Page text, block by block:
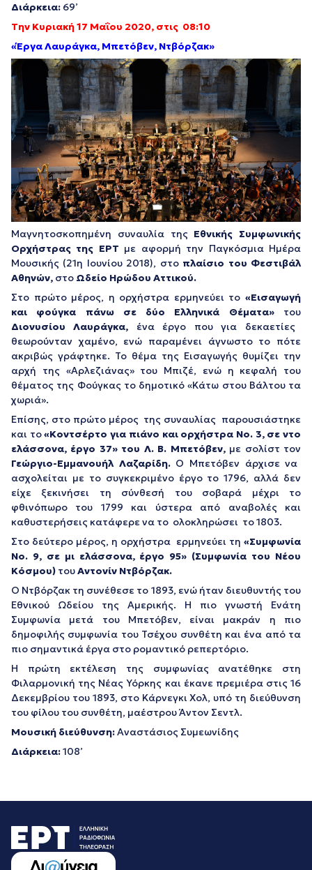
Διάρκεια: 69’
Την Κυριακή 17 Μαΐου 2020, στις 08:10
«Έργα Λαυράγκα, Μπετόβεν, Ντβόρζακ»
Μαγνητοσκοπημένη συναυλία της Εθνικής Συμφωνικής
Ορχήστρας της ΕΡΤ με αφορμή την Παγκόσμια Ημέρα
Μουσικής (21η Ιουνίου 2018), στοπλαίσιο του Φεστιβάλ
Αθηνών, στο Ωδείο Ηρώδου Αττικού.
Στο πρώτο μέρος, η ορχήστρα ερμηνεύει το «Εισαγωγή
και φούγκα πάνω σε δύο Ελληνικά Θέματα» του
Διονυσίου Λαυράγκα, ένα έργο που για δεκαετίες
θεωρούνταν χαµένο, ενώ παραμένει άγνωστο το πότε
ακριβώς γράφτηκε. Το θέµα της Εισαγωγής θυµίζει την
αρχή της «Αρλεζιάνας» του Μπιζέ, ενώ η κεφαλή του
θέµατος της Φούγκας το δηµοτικό «Κάτω στου Βάλτου τα
χωριά».
Επίσης, στο πρώτο μέρος της συναυλίας παρουσιάστηκε
και το«Κοντσέρτο για πιάνο και ορχήστρα Νο. 3, σε ντο
ελάσσονα, έργο 37» του Λ. Β. Μπετόβεν,με σολίστ τον
Γεώργιο-Εμμανουήλ Λαζαρίδη. Ο Μπετόβεν άρχισε να
ασχολείται με το συγκεκριμένο έργο το 1796, αλλά δεν
είχε ξεκινήσει τη σύνθεσή του σοβαρά μέχρι το
φθινόπωρο του 1799 και ύστερα από αναβολές και
καθυστερήσεις κατάφερε να το ολοκληρώσει το 1803.
Στο δεύτερο μέρος, η ορχήστρα ερμηνεύει τη «Συμφωνία
Νο. 9, σε μι ελάσσονα, έργο 95» (Συμφωνία του Νέου
Κόσμου) τουΑντονίν Ντβόρζακ.
Ο Ντβόρζακ τη συνέθεσε το 1893, ενώ ήταν διευθυντής του
Εθνικού Ωδείου της Αμερικής. Η πιο γνωστή Ενάτη
Συμφωνία μετά του Μπετόβεν, είναι μακράν η πιο
δημοφιλής συμφωνία του Τσέχου συνθέτη και ένα από τα
πιο σημαντικά έργα στο ρομαντικό ρεπερτόριο.
Η πρώτη εκτέλεση της συμφωνίας ανατέθηκε στη
Φιλαρμονική της Νέας Υόρκης και έκανε πρεμιέρα στις 16
Δεκεμβρίου του 1893, στο Κάρνεγκι Χολ, υπό τη διεύθυνση
του φίλου του συνθέτη, μαέστρου Άντον Σεντλ.
Μουσική διεύθυνση:Αναστάσιος Συμεωνίδης
Διάρκεια:108’